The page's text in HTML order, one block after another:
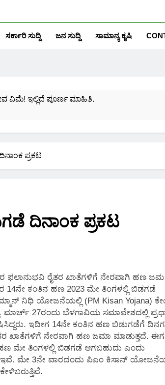
ಸರ್ಕಾರಿ ಸುದ್ದಿ ಜನ ಸುದ್ದಿ ಸಾಮಾನ್ಯ ಕೃಷಿ
ವಿಮೆ! ಇಲ್ಲಿದೆ ಪೂರ್ಣ ಮಾಹಿತಿ.
ಹೇಗೆ?
ಬರೀ 40 ರೂ.ಗಳಿಗೆ ನಿಮ್ಮ ಪಂಚಾಯ್ತಿಯಲ್ಲೇ ಪಡೆಯಿರಿ!
ನಿಮ್ಮ
ಪ್ರಕಟ
ದಿನಾಂಕ ಪ್ರಕಟ
ಫಲಾನುಭವಿ ರೈತರ ಖಾತೆಗಳಿಗೆ ನೇರವಾಗಿ ಹಣ ಜಮ
14ನೇ ಕಂತಿನ ಹಣ 2023 ಮೇ ತಿಂಗಳಲ್ಲಿ ಬಿಡಗಡೆ
ನಿಧಿ ಯೋಜನೆಯಲ್ಲಿ (PM Kisan Yojana)
ಮಾರ್ಚ್ 27ರಂದು ಬೆಳಗಾವಿಯ ಸಮಾವೇಶದಲ್ಲಿ
ಇದೀಗ 14ನೇ ಕಂತಿನ ಹಣ ಬಿಡುಗಡೆಗೆ
ಖಾತೆಗಳಿಗೆ ನೇರವಾಗಿ ಹಣ ಜಮಾ ಮಾಡುತ್ತದೆ. ಈಗ
ಹಣ ಮೇ ತಿಂಗಳಲ್ಲಿ ಬಿಡಗಡೆ ಆಗಬಹುದು ಎಂದು
ಇವೆ. ಮೇ 3ನೇ ವಾರದಂದು ಪಿಎಂ ಕಿಸಾನ್